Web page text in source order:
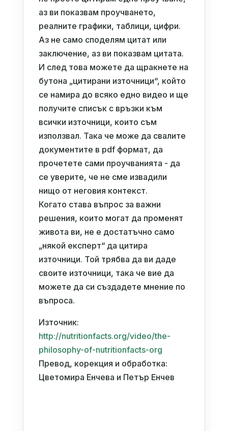
аз ви показвам проучването,
реалните графики, таблици, цифри.
Аз не само споделям цитат или
заключение, аз ви показвам цитата.
И след това можете да щракнете на
бутона „цитирани източници“, който
се намира до всяко едно видео и ще
получите списък с връзки към
всички източници, които съм
използвал. Така че може да свалите
документите в pdf формат, да
прочетете сами проучванията - да
се уверите, че не сме извадили
нищо от неговия контекст.
Когато става въпрос за важни
решения, които могат да променят
живота ви, не е достатъчно само
„някой експерт“ да цитира
източници. Той трябва да ви даде
своите източници, така че вие да
можете да си създадете мнение по
въпроса.
Източник:
http://nutritionfacts.org/video/the-
philosophy-of-nutritionfacts-org
Превод, корекция и обработка:
Цветомира Енчева и Петър Енчев